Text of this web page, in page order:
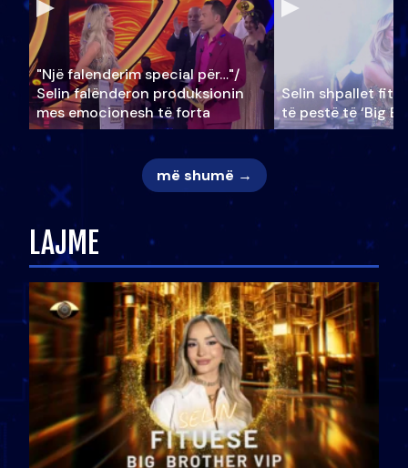
"Një falenderim special për…"/
Selin falënderon produksionin
mes emocionesh të forta
Selin shpallet
të pestë të ‘Big
më shumë →
LAJME